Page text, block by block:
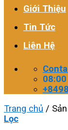
Giới Thiệu
Tin Tức
Liên Hệ
Trang chủ /
Lọc